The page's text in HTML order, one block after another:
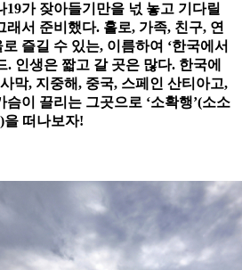
19가 잦아들기만을 넋 놓고 기다릴
서 준비했다. 홀로, 가족, 친구, 연
즐길 수 있는, 이름하여 ‘한국에서
. 인생은 짧고 갈 곳은 많다. 한국에
막, 지중해, 중국, 스페인 산티아고,
이 끌리는 그곳으로 ‘소확행’(소소
을 떠나보자!